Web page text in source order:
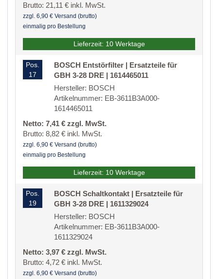
Brutto: 21,11 € inkl. MwSt.
zzgl. 6,90 € Versand (brutto)
einmalig pro Bestellung
Lieferzeit: 10 Werktage
Pos.
17
BOSCH Entstörfilter | Ersatzteile für
GBH 3-28 DRE | 1614465011
Hersteller: BOSCH
Artikelnummer: EB-3611B3A000-
1614465011
Netto: 7,41 € zzgl. MwSt.
Brutto: 8,82 € inkl. MwSt.
zzgl. 6,90 € Versand (brutto)
einmalig pro Bestellung
Lieferzeit: 10 Werktage
Pos.
19
BOSCH Schaltkontakt | Ersatzteile für
GBH 3-28 DRE | 1611329024
Hersteller: BOSCH
Artikelnummer: EB-3611B3A000-
1611329024
Netto: 3,97 € zzgl. MwSt.
Brutto: 4,72 € inkl. MwSt.
zzgl. 6,90 € Versand (brutto)